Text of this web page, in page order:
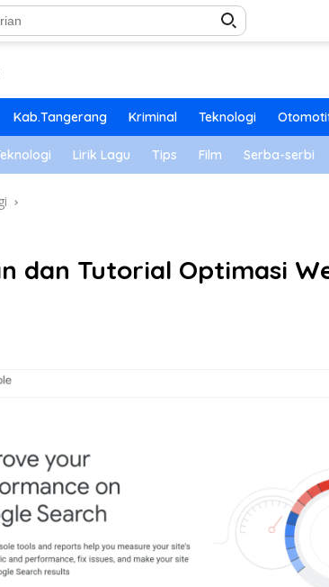
Kab.Tangerang Kriminal Teknologi
Lirik Lagu Tips Film Serba-serbi
dan Tutorial Optimasi